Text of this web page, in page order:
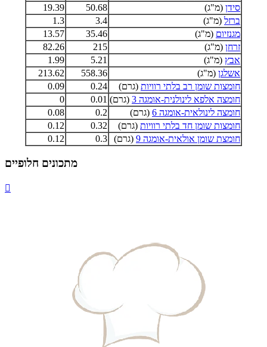
סידן (מ"ג) 50.68
19.39
ברזל (מ"ג) 3.4
1.3
מגנזיום (מ"ג) 35.46
13.57
זרחן (מ"ג) 215
82.26
אבץ (מ"ג) 5.21
1.99
אשלגן (מ"ג) 558.36
213.62
חומצות שומן רב בלתי רוויות (גרם) 0.24
0.09
חומצה אלפא לינולנית-אומגה 3
(גרם) 0.01
0
חומצה לינולאית-אומגה 6
(גרם) 0.2
0.08
חומצות שומן חד בלתי רוויות (גרם) 0.32
0.12
חומצת שומן אולאית-אומגה 9
(גרם) 0.3
0.12
מתכונים חלופיים
